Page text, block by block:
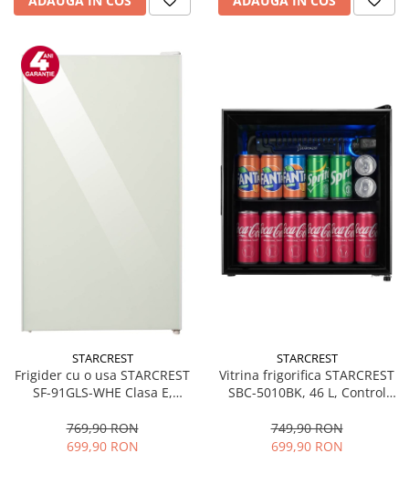
STARCREST
Frigider cu o usa STARCREST
SF-91GLS-WHE Clasa E,
interioara, H 83 cm, Sticla
Alba
769,90 RON
699,90 RON
STARCREST
Vitrina frigorifica STARCREST
SBC-5010BK, 46 L, Control
48.8 cm, Negru
749,90 RON
699,90 RON